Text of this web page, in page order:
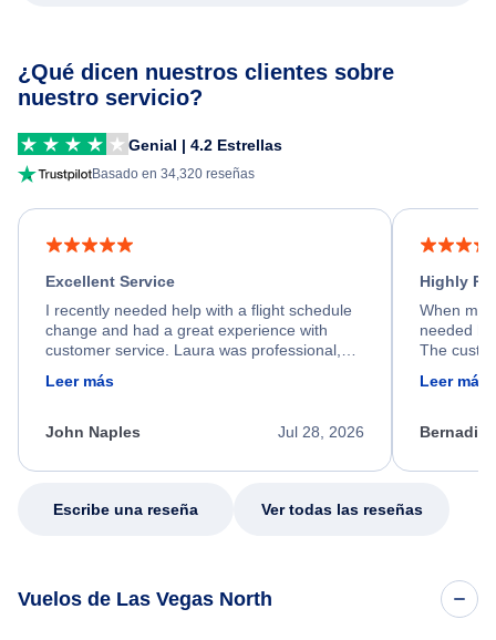
¿Qué dicen nuestros clientes sobre
nuestro servicio?
Genial | 4.2 Estrellas
Basado en 34,320 reseñas
Excellent Service
I recently needed help with a flight schedule
change and had a great experience with
customer service. Laura was professional,
friendly, and very helpful throughout the
process. She quickly found a solution and
appreciate her excellent service.
Leer más
Jul 28, 2026
John Naples
Highly
When my
needed
The
calm,
my issue.
Leer más
Escribe una reseña Ver todas las reseñas
Vuelos de Las Vegas North